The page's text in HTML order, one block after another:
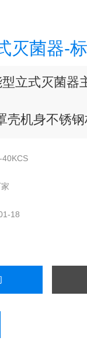
灭菌器-
立式灭菌器
壳机身不锈
结构
控制灭菌循环
40KCS
18